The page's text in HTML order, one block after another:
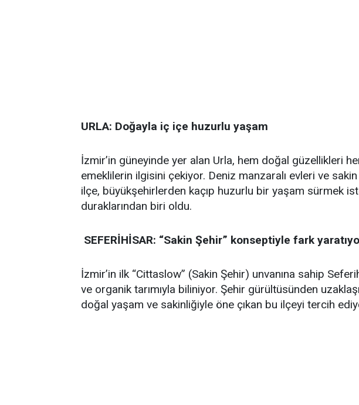
URLA: Doğayla iç içe huzurlu yaşam
İzmir’in güneyinde yer alan Urla, hem doğal güzellikleri
emeklilerin ilgisini çekiyor. Deniz manzaralı evleri ve
ilçe, büyükşehirlerden kaçıp huzurlu bir yaşam sürmek
duraklarından biri oldu.
SEFERİHİSAR: “Sakin Şehir” konseptiyle fark
İzmir’in ilk “Cittaslow” (Sakin Şehir) unvanına sahip
ve organik tarımıyla biliniyor. Şehir gürültüsünden
doğal yaşam ve sakinliğiyle öne çıkan bu ilçeyi tercih